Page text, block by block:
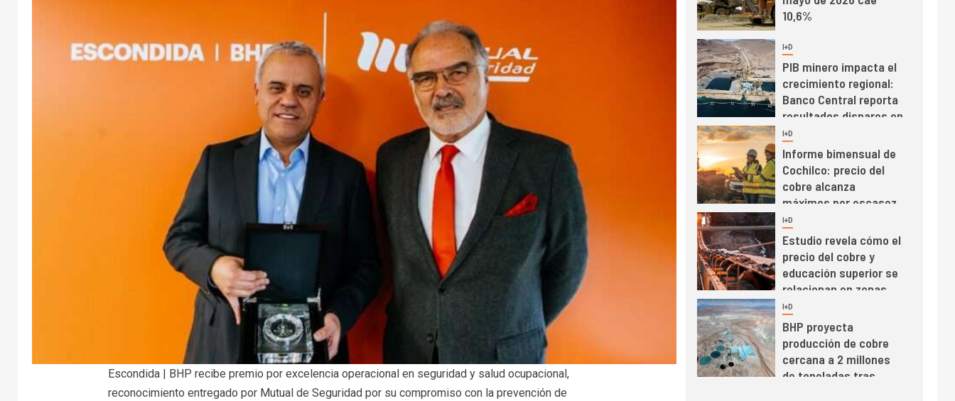
Escondida | BHP recibe premio por excelencia operacional en seguridad y salud ocupacional,
reconocimiento entregado por Mutual de Seguridad por su compromiso con la prevención de
Banco Central reporta
resultados dispares en
el primer trimestre
4 I+D
Informe bimensual de
Cochilco: precio del
cobre alcanza
máximos por escasez
de concentrados
5 I+D
Estudio revela cómo el
precio del cobre y
educación superior se
relacionan en zonas
mineras
6 I+D
BHP proyecta
producción de cobre
cercana a 2 millones
de toneladas tras
récord en Escondida
7 I+D
Codelco reporta Ebitda
de US$ 6.670 millones
y mejora sus
indicadores financieros